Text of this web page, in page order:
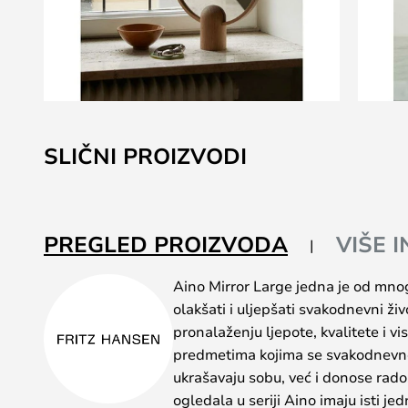
to
the
the
images
SLIČNI PROIZVODI
PREGLED PROIZVODA VIŠE
Aino Mirror Large jedna je od
olakšati i uljepšati svakodnevni
pronalaženju ljepote, kvalitete i
predmetima kojima se
ukrašavaju sobu, već i donose
ogledala u seriji Aino imaju isti